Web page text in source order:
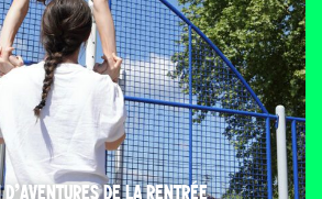
DE LA RENTRÉE